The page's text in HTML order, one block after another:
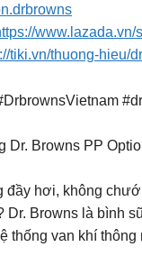
www.lazada.vn/
tiki.vn/thuong-hieu/
Dr. Browns PP
đầy hơi, không
Dr. Browns là bình
thống van khí thông